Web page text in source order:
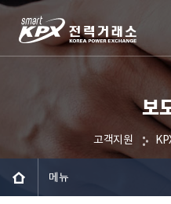
보
고객지원
메뉴